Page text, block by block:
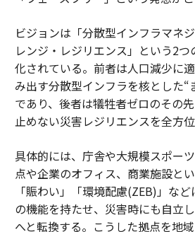
ビジョンは「分散型インフラマネ
レンジ・レジリエンス」という2
化されている。前者は人口減少に
み出す分散型インフラを核とした“
であり、後者は犠牲者ゼロのその
止めない災害レジリエンスを全方
具体的には、庁舎や大規模スポー
点や企業のオフィス、商業施設と
「賑わい」「環境配慮(ZEB)」など
の機能を持たせ、災害時にも自立
へと転換する。こうした拠点を地